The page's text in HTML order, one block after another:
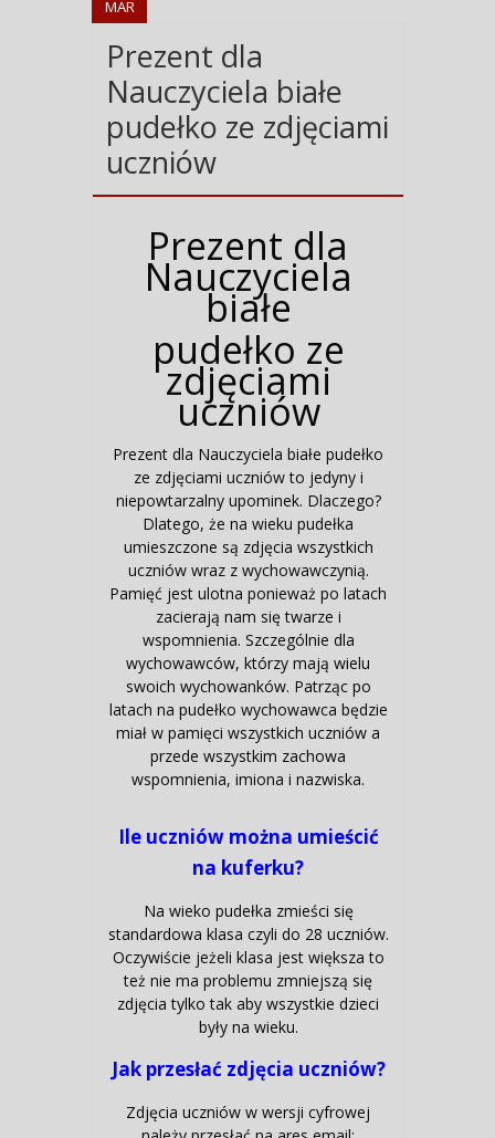
MAR
Prezent dla
Nauczyciela białe
pudełko ze zdjęciami
uczniów
Prezent dla
Nauczyciela
białe
pudełko ze
zdjęciami
uczniów
Prezent dla Nauczyciela białe pudełko
ze zdjęciami uczniów to jedyny i
niepowtarzalny upominek. Dlaczego?
Dlatego, że na wieku pudełka
umieszczone są zdjęcia wszystkich
uczniów wraz z wychowawczynią.
Pamięć jest ulotna ponieważ po latach
zacierają nam się twarze i
wspomnienia. Szczególnie dla
wychowawców, którzy mają wielu
swoich wychowanków. Patrząc po
latach na pudełko wychowawca będzie
miał w pamięci wszystkich uczniów a
przede wszystkim zachowa
wspomnienia, imiona i nazwiska.
Ile uczniów można umieścić
na kuferku?
Na wieko pudełka zmieści się
standardowa klasa czyli do 28 uczniów.
Oczywiście jeżeli klasa jest większa to
też nie ma problemu zmniejszą się
zdjęcia tylko tak aby wszystkie dzieci
były na wieku.
Jak przesłać zdjęcia uczniów?
Zdjęcia uczniów w wersji cyfrowej